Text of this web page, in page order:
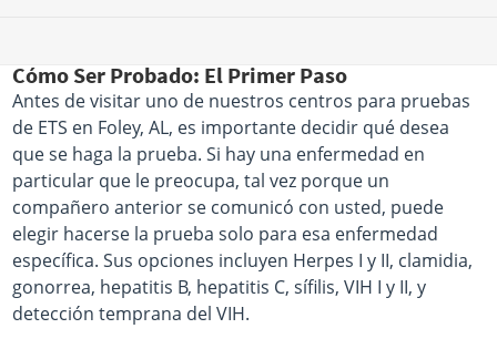
Cómo Ser Probado: El Primer Paso
Antes de visitar uno de nuestros centros para pruebas
de ETS en Foley, AL, es importante decidir qué desea
que se haga la prueba. Si hay una enfermedad en
particular que le preocupa, tal vez porque un
compañero anterior se comunicó con usted, puede
elegir hacerse la prueba solo para esa enfermedad
específica. Sus opciones incluyen Herpes I y II, clamidia,
gonorrea, hepatitis B, hepatitis C, sífilis, VIH I y II, y
detección temprana del VIH.